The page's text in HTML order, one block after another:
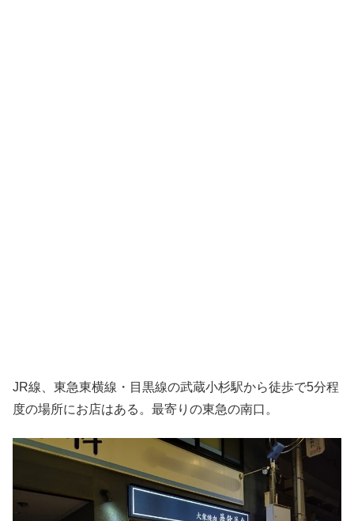
JR線、東急東横線・目黒線の武蔵小杉駅から徒歩で5分程
度の場所にお店はある。最寄りの東急の南口。